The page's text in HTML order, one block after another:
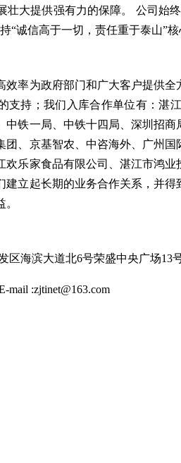
壮大提供强有力的保障。 公司始
“诚信高于一切，责任重于泰山”
为政府部门和广大客户提供全
支持；我们入库合作单位有：湛
中铁一局、中铁十四局、深圳招
团、京基智农、中咨海外、广州
欢乐家食品有限公司、湛江市鸿
建立起长期的业务合作关系，并
海滨大道北6号荣盛中央广场13号
:zjtinet@163.com